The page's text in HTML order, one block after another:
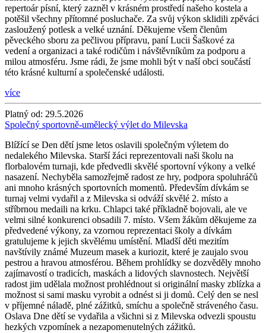
repertoár písní, který zazněl v krásném prostředí našeho kostela a
potěšil všechny přítomné posluchače. Za svůj výkon sklidili zpěváci
zasloužený potlesk a velké uznání. Děkujeme všem členům
pěveckého sboru za pečlivou přípravu, paní Lucii Šaškové za
vedení a organizaci a také rodičům i návštěvníkům za podporu a
milou atmosféru. Jsme rádi, že jsme mohli být v naší obci součástí
této krásné kulturní a společenské události.
více
Platný od: 29.5.2026
Společný sportovně-umělecký výlet do Milevska
Blížící se Den dětí jsme letos oslavili společným výletem do
nedalekého Milevska. Starší žáci reprezentovali naši školu na
florbalovém turnaji, kde předvedli skvělé sportovní výkony a velké
nasazení. Nechyběla samozřejmě radost ze hry, podpora spoluhráčů
ani mnoho krásných sportovních momentů. Především dívkám se
turnaj velmi vydařil a z Milevska si odváží skvělé 2. místo a
stříbrnou medaili na krku. Chlapci také příkladně bojovali, ale ve
velmi silné konkurenci obsadili 7. místo. Všem žákům děkujeme za
předvedené výkony, za vzornou reprezentaci školy a dívkám
gratulujeme k jejich skvělému umístění. Mladší děti mezitím
navštívily známé Muzeum masek a kuriozit, které je zaujalo svou
pestrou a hravou atmosférou. Během prohlídky se dozvěděly mnoho
zajímavostí o tradicích, maskách a lidových slavnostech. Největší
radost jim udělala možnost prohlédnout si originální masky zblízka a
možnost si sami masku vyrobit a odnést si ji domů. Celý den se nesl
v příjemné náladě, plné zážitků, smíchu a společně stráveného času.
Oslava Dne dětí se vydařila a všichni si z Milevska odvezli spoustu
hezkých vzpomínek a nezapomenutelných zážitků.